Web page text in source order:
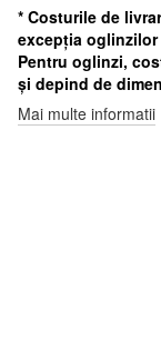
* Costurile de
excepția
Pentru oglinzi,
și depind de
Mai multe informatii